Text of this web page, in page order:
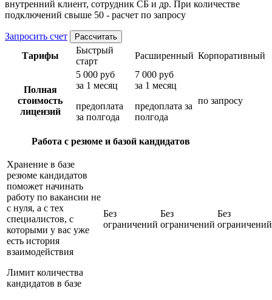
внутренний клиент, сотрудник СБ и др. При количестве
подключений свыше 50 - расчет по запросу
Запросить счет Рассчитать
Тарифы
Быстрый
старт
Расширенный Корпоративный
Полная
стоимость
лицензий
5 000 руб
за 1 месяц
предоплата
за полгода
7 000 руб
за 1 месяц
предоплата за
полгода
по запросу
Работа с резюме и базой кандидатов
Хранение в базе
резюме кандидатов
поможет начинать
работу по вакансии не
с нуля, а с тех
специалистов, с
которыми у вас уже
есть история
взаимодействия
Лимит количества
кандидатов в базе
Без
ограничений
Без
ограничений
Без
ограничений